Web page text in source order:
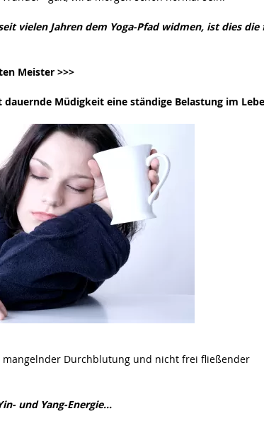
vielen Jahren dem Yoga-Pfad widmen, ist dies die
Meister >>>
dauernde Müdigkeit eine ständige Belastung im
mangelnder Durchblutung und nicht frei fließender
und Yang-Energie…